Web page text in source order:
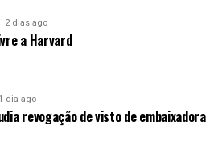
2 dias ago
a Harvard
1 dia ago
revogação de visto de embaixadora